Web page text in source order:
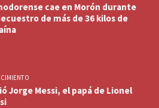
cae en Morón durante
de más de 36 kilos de
Jorge Messi, el papá de Lionel